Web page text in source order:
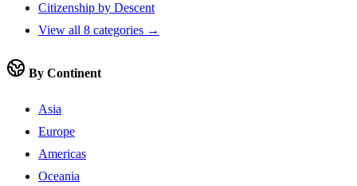
Citizenship by Descent
View all 8 categories →
By Continent
Asia
Europe
Americas
Oceania